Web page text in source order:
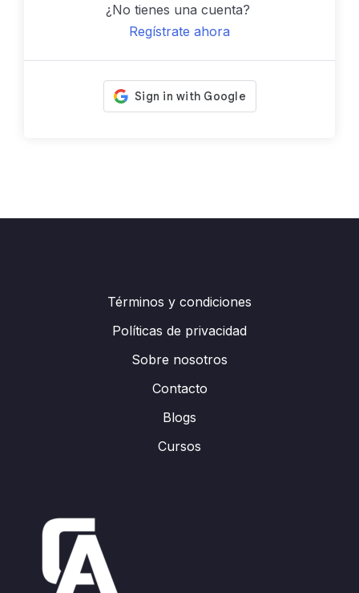
¿No tienes una cuenta?
Regístrate ahora
Términos y condiciones
Políticas de privacidad
Sobre nosotros
Contacto
Blogs
Cursos